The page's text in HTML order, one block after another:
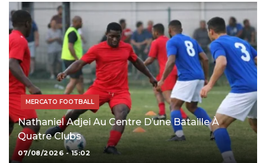
MERCATO FOOTBALL
Nathaniel Adjei Au Centre D’une Bataille À
Quatre Clubs
07/08/2026 - 15:02